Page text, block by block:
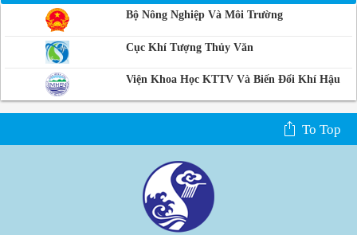
Bộ Nông Nghiệp Và Môi Trường
Cục Khí Tượng Thủy Văn
Viện Khoa Học KTTV Và Biến Đổi Khí Hậu
To Top